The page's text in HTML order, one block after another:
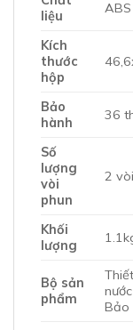
liệu
Kích
thước
hộp
Bảo
hành
36
Số
lượng
vòi
phun
2 vòi
Khối
lượng
Bộ sản
phẩm
Bảo